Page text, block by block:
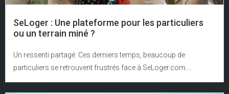
SeLoger : Une plateforme pour les particuliers
ou un terrain miné ?
Un ressenti partagé. Ces derniers temps, beaucoup de
particuliers se retrouvent frustrés face à SeLoger.com....